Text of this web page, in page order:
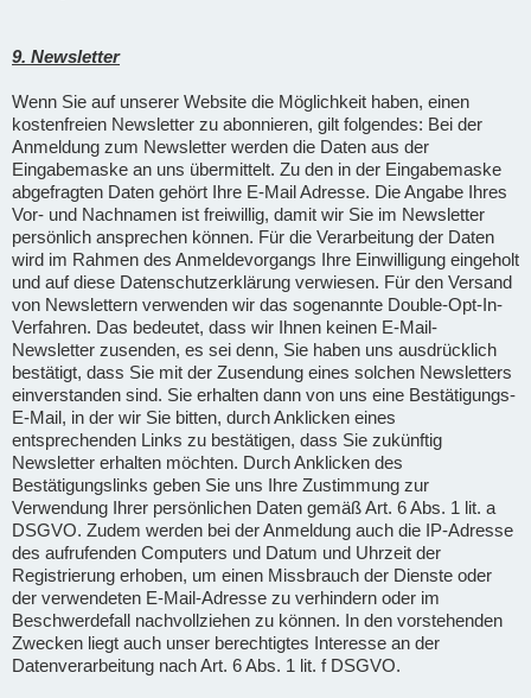
9. Newsletter
Wenn Sie auf unserer Website die Möglichkeit haben, einen
kostenfreien Newsletter zu abonnieren, gilt folgendes: Bei der
Anmeldung zum Newsletter werden die Daten aus der
Eingabemaske an uns übermittelt. Zu den in der Eingabemaske
abgefragten Daten gehört Ihre E-Mail Adresse. Die Angabe Ihres
Vor- und Nachnamen ist freiwillig, damit wir Sie im Newsletter
persönlich ansprechen können. Für die Verarbeitung der Daten
wird im Rahmen des Anmeldevorgangs Ihre Einwilligung eingeholt
und auf diese Datenschutzerklärung verwiesen. Für den Versand
von Newslettern verwenden wir das sogenannte Double-Opt-In-
Verfahren. Das bedeutet, dass wir Ihnen keinen E-Mail-
Newsletter zusenden, es sei denn, Sie haben uns ausdrücklich
bestätigt, dass Sie mit der Zusendung eines solchen Newsletters
einverstanden sind. Sie erhalten dann von uns eine Bestätigungs-
E-Mail, in der wir Sie bitten, durch Anklicken eines
entsprechenden Links zu bestätigen, dass Sie zukünftig
Newsletter erhalten möchten. Durch Anklicken des
Bestätigungslinks geben Sie uns Ihre Zustimmung zur
Verwendung Ihrer persönlichen Daten gemäß Art. 6 Abs. 1 lit. a
DSGVO. Zudem werden bei der Anmeldung auch die IP-Adresse
des aufrufenden Computers und Datum und Uhrzeit der
Registrierung erhoben, um einen Missbrauch der Dienste oder
der verwendeten E-Mail-Adresse zu verhindern oder im
Beschwerdefall nachvollziehen zu können. In den vorstehenden
Zwecken liegt auch unser berechtigtes Interesse an der
Datenverarbeitung nach Art. 6 Abs. 1 lit. f DSGVO.